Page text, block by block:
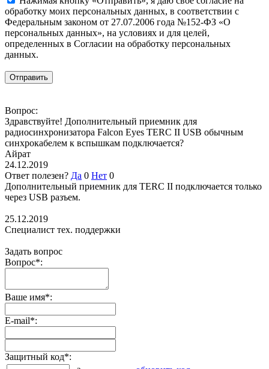
обработку моих персональных данных, в соответствии с
Федеральным законом от 27.07.2006 года №152-ФЗ «О
персональных данных», на условиях и для целей,
определенных в Согласии на обработку персональных
данных.
Вопрос:
Здравствуйте! Дополнительный приемник для
радиосинхронизатора Falcon Eyes TERC II USB обычным
синхрокабелем к вспышкам подключается?
Айрат
24.12.2019
Ответ полезен? Да 0 Нет 0
Дополнительный приемник для TERC II подключается только
через USB разъем.
25.12.2019
Специалист тех. поддержки
Задать вопрос
Вопрос*:
Ваше имя*:
E-mail*:
Защитный код*: